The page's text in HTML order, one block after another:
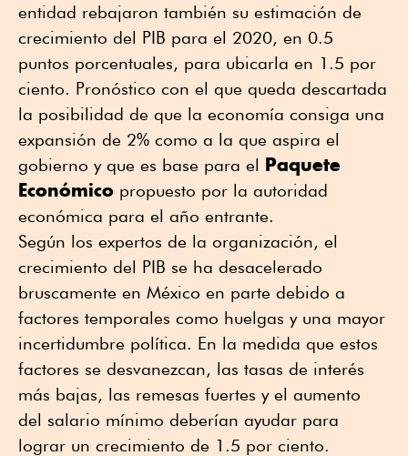
entidad rebajaron también su estimación de
crecimiento del PIB para el 2020, en 0.5
puntos porcentuales, para ubicarla en 1.5 por
ciento. Pronóstico con el que queda descartada
la posibilidad de que la economía consiga una
expansión de 2% como a la que aspira el
gobierno y que es base para el Paquete
Económico propuesto por la autoridad
económica para el año entrante.
Según los expertos de la organización, el
crecimiento del PIB se ha desacelerado
bruscamente en México en parte debido a
factores temporales como huelgas y una mayor
incertidumbre política. En la medida que estos
factores se desvanezcan, las tasas de interés
más bajas, las remesas fuertes y el aumento
del salario mínimo deberían ayudar para
lograr un crecimiento de 1.5 por ciento.